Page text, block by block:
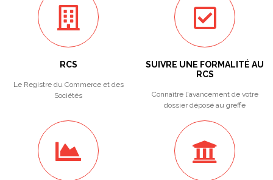
RCS
Le Registre du Commerce et des
Sociétés
SUIVRE UNE FORMALITÉ AU
RCS
Connaître l'avancement de votre
dossier déposé au greffe